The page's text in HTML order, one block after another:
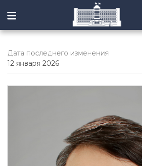
Дата последнего изменения
12 января 2026